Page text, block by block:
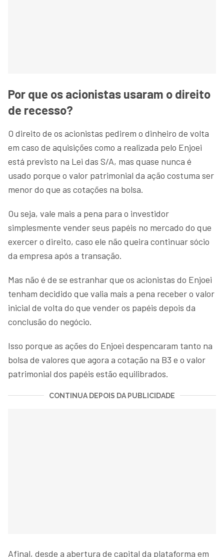
Por que os acionistas usaram o direito
de recesso?
O direito de os acionistas pedirem o dinheiro de volta
em caso de aquisições como a realizada pelo Enjoei
está previsto na Lei das S/A, mas quase nunca é
usado porque o valor patrimonial da ação costuma ser
menor do que as cotações na bolsa.
Ou seja, vale mais a pena para o investidor
simplesmente vender seus papéis no mercado do que
exercer o direito, caso ele não queira continuar sócio
da empresa após a transação.
Mas não é de se estranhar que os acionistas do Enjoei
tenham decidido que valia mais a pena receber o valor
inicial de volta do que vender os papéis depois da
conclusão do negócio.
Isso porque as ações do Enjoei despencaram tanto na
bolsa de valores que agora a cotação na B3 e o valor
patrimonial dos papéis estão equilibrados.
CONTINUA DEPOIS DA PUBLICIDADE
Afinal, desde a abertura de capital da plataforma em